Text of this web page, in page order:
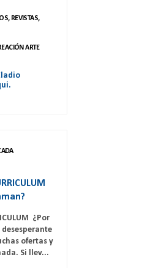
REVISTAS,
ARTE
¿Por
desesperante
ofertas y
Si llev...